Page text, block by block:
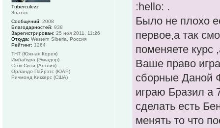
:hello: .
Было не плохо
первое,а так
поменяете курс
Ваше право
сборные Даной
играю Бразил а
сделать есть
менять то что
Tuberculezz
Знаток
Сообщений: 2008
Благодарностей: 938
Зарегистрирован: 25 ноя 2011, 11:26
Откуда: Western Siberia, Россия
Рейтинг: 1264
ТНТ (Южная Корея)
Имбабура (Эквадор)
Сток Сити (Англия)
Орландо Пайрэтс (ЮАР)
Ричмонд Киккерс (США)